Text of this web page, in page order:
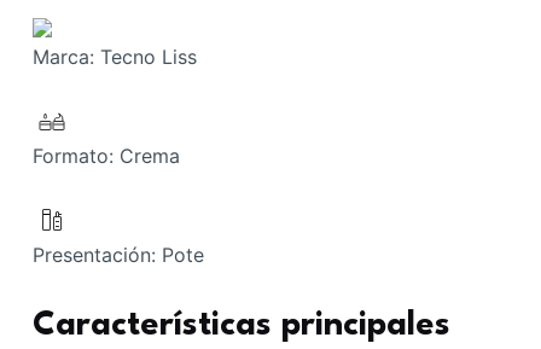
Marca: Tecno Liss
Formato: Crema
Presentación: Pote
Características principales